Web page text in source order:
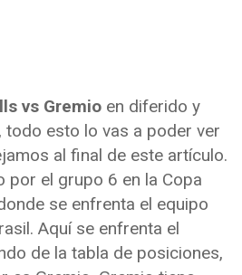
vs Gremio en diferido y
todo esto lo vas a poder ver
al final de este artículo.
por el grupo 6 en la Copa
se enfrenta el equipo
Aquí se enfrenta el
de la tabla de posiciones,